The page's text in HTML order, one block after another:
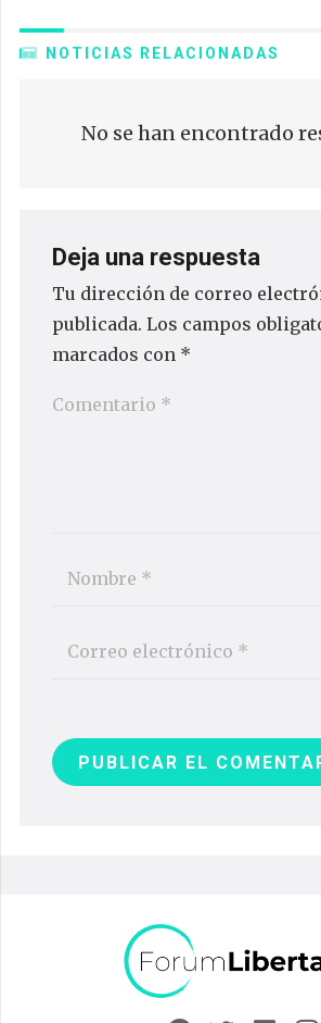
NOTICIAS RELACIONADAS
No se han encontrado
Deja una respuesta
Tu dirección de correo
publicada. Los campos
marcados con *
PUBLICAR EL